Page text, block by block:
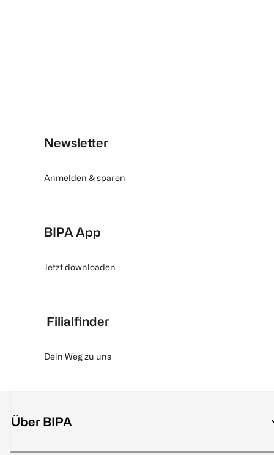
Newsletter
Anmelden & sparen
BIPA App
Jetzt downloaden
Filialfinder
Dein Weg zu uns
Über BIPA